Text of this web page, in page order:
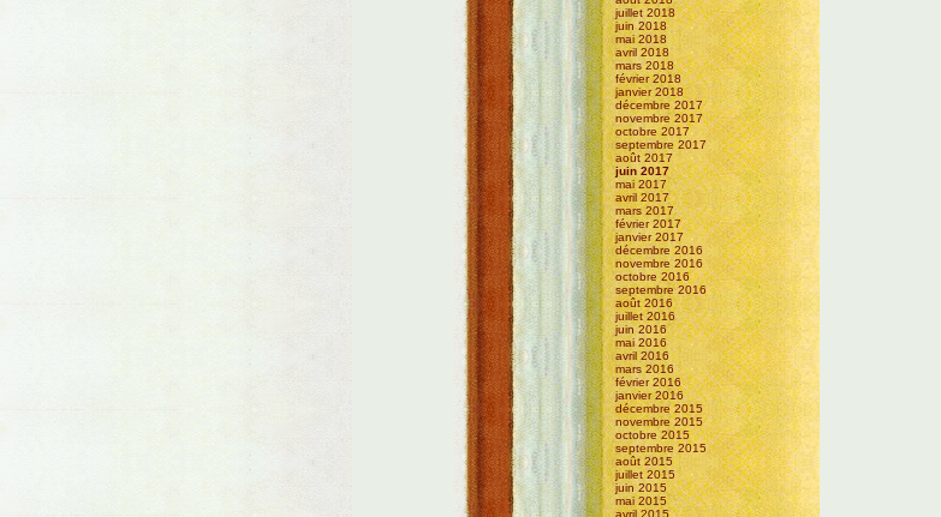
juillet 2018
juin 2018
mai 2018
avril 2018
mars 2018
février 2018
janvier 2018
décembre 2017
novembre 2017
octobre 2017
septembre 2017
août 2017
juin 2017
mai 2017
avril 2017
mars 2017
février 2017
janvier 2017
décembre 2016
novembre 2016
octobre 2016
septembre 2016
août 2016
juillet 2016
juin 2016
mai 2016
avril 2016
mars 2016
février 2016
janvier 2016
décembre 2015
novembre 2015
octobre 2015
septembre 2015
août 2015
juillet 2015
juin 2015
mai 2015
avril 2015